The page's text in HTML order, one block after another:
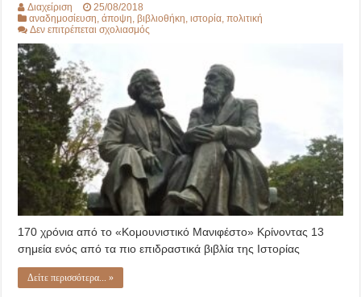
Διαχείριση
25/08/2018
αναδημοσίευση ,άποψη ,βιβλιοθήκη ,ιστορία ,πολιτική
Δεν επιτρέπεται σχολιασμός
για
το
«Κομουνιστικό
Μανιφέστο»
170 χρόνια από το «Κομουνιστικό Μανιφέστο» Κρίνοντας 13
σημεία ενός από τα πιο επιδραστικά βιβλία της Ιστορίας
Δείτε περισσότερα... »